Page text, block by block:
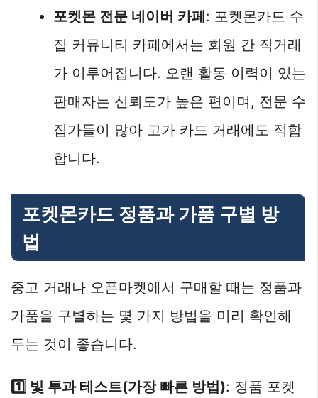
포켓몬 전문 네이버 카페: 포켓몬카드 수
집 커뮤니티 카페에서는 회원 간 직거래
가 이루어집니다. 오랜 활동 이력이 있는
판매자는 신뢰도가 높은 편이며, 전문 수
집가들이 많아 고가 카드 거래에도 적합
합니다.
포켓몬카드 정품과 가품 구별 방
법
중고 거래나 오픈마켓에서 구매할 때는 정품과
가품을 구별하는 몇 가지 방법을 미리 확인해
두는 것이 좋습니다.
1️⃣ 빛 투과 테스트(가장 빠른 방법): 정품 포켓